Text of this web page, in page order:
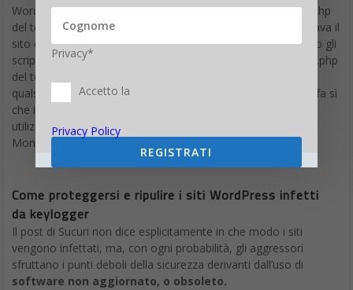
per i suoi smartphone di punta. Non si parla, dunque, ancora di
un prodotto reale, ma i ”mattoni” per la sua costruzione ci sono
e la cornice temporale approssimativa si adatta perfettamente
alle altre voci che si sono susseguite di recente.
Qualche tempo fa, il sito
Samsung si stava preparando a produrre il Samsung Galaxy X
pieghevole e l’eventuale lancio sarebbe stato previsto tra la fine
del 2018 e l’inizio del 2019. Altre fonti hanno riferito di un evento
speciale privato, durante il CES 2018, in cui Samsung ha
mostrato il Galaxy X e che tale modello sarebbe probabilmente
stato lo smartphone di Smasung più costoso mai realizzato.
Samsung non si è dimostrata timida in merito all’ipotetico
Galaxy X. Il numero di modello dello smartphone, SM-G888N0, è
stato anche pubblicatosu una pagina di supportosul sito di
Samsung. Mentre la pagina è attualmente vuota e non elenca
altre informazioni, non è la prima volta che vediamo apparire il
Privacy*
Accetto la
Privacy Policy
REGISTRATI